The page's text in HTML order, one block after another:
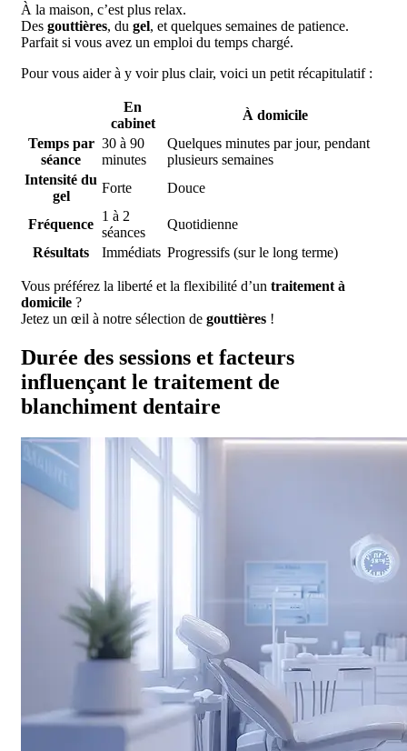
À la maison, c’est plus relax.
Des gouttières, du gel, et quelques semaines de patience.
Parfait si vous avez un emploi du temps chargé.
Pour vous aider à y voir plus clair, voici un petit récapitulatif :
En
cabinet
À domicile
Temps par
séance
30 à 90
minutes
Quelques minutes par jour, pendant
plusieurs semaines
Intensité du
gel
Forte Douce
Fréquence
1 à 2
séances
Quotidienne
Résultats
Immédiats Progressifs (sur le long terme)
Vous préférez la liberté et la flexibilité d’un traitement à
domicile ?
Jetez un œil à notre sélection de gouttières !
Durée des sessions et facteurs
influençant le traitement de
blanchiment dentaire